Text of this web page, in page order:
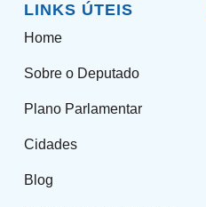
LINKS ÚTEIS
Home
Sobre o Deputado
Plano Parlamentar
Cidades
Blog